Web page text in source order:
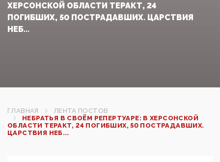
ХЕРСОНСКОЙ ОБЛАСТИ ТЕРАКТ, 24
ПОГИБШИХ, 50 ПОСТРАДАВШИХ. ЦАРСТВИЯ
НЕБ...
ГЛАВНАЯ
ЛЕНТА ПОСТОВ
НЕБРАТЬЯ В СВОЁМ РЕПЕРТУАРЕ: В ХЕРСОНСКОЙ
ОБЛАСТИ ТЕРАКТ, 24 ПОГИБШИХ, 50 ПОСТРАДАВШИХ.
ЦАРСТВИЯ НЕБ...